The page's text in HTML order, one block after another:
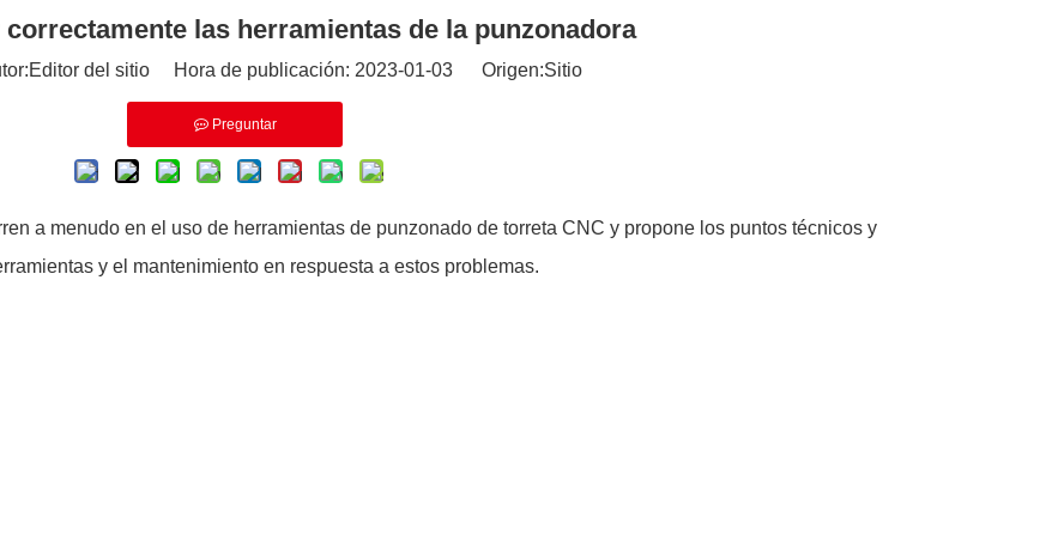
las herramientas de la punzonadora
del sitio Hora de publicación: 2023-01-03 Origen:Sitio
Preguntar
a menudo en el uso de herramientas de punzonado de torreta CNC y propone los puntos técnicos y
y el mantenimiento en respuesta a estos problemas.